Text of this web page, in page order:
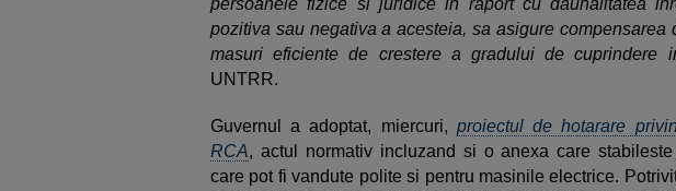
persoanele fizice si juridice in raport cu daunalitatea
pozitiva sau negativa a acesteia, sa asigure compensarea
masuri eficiente de crestere a gradului de cuprindere
UNTRR.
Guvernul a adoptat, miercuri, proiectul de hotarare
RCA, actul normativ incluzand si o anexa care
care pot fi vandute polite si pentru masinile electrice.